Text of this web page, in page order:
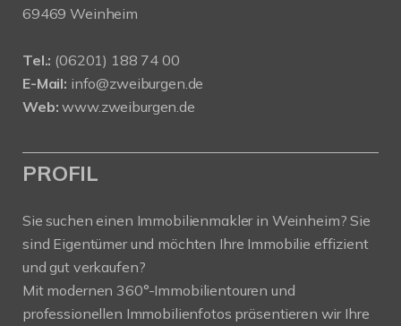
69469 Weinheim
Tel.: (06201) 188 74 00
E-Mail: info@zweiburgen.de
Web: www.zweiburgen.de
PROFIL
Sie suchen einen Immobilienmakler in Weinheim? Sie
sind Eigentümer und möchten Ihre Immobilie effizient
und gut verkaufen?
Mit modernen 360°-Immobilientouren und
professionellen Immobilienfotos präsentieren wir Ihre